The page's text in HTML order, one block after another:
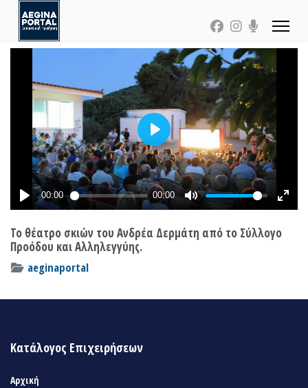
Το θέατρο σκιών του Ανδρέα Δερμάτη από το Σύλλογο
Προόδου και Αλληλεγγύης.
aeginaportal
Κατάλογος Επιχειρήσεων
Αρχική